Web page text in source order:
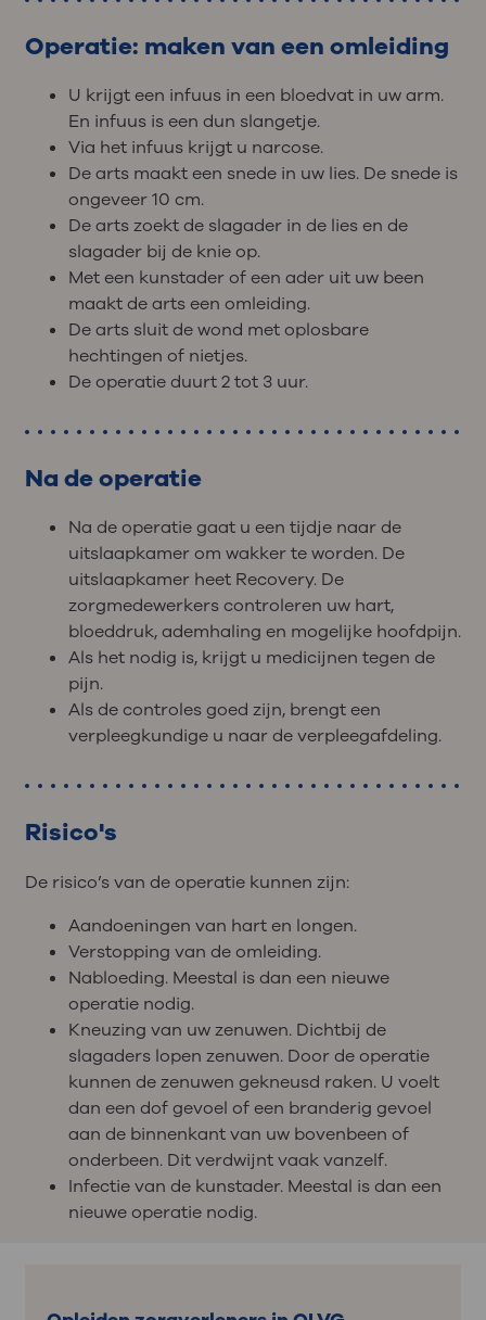
Operatie: maken van een omleiding
U krijgt een infuus in een bloedvat in uw arm.
En infuus is een dun slangetje.
Via het infuus krijgt u narcose.
De arts maakt een snede in uw lies. De snede is
ongeveer 10 cm.
De arts zoekt de slagader in de lies en de
slagader bij de knie op.
Met een kunstader of een ader uit uw been
maakt de arts een omleiding.
De arts sluit de wond met oplosbare
hechtingen of nietjes.
De operatie duurt 2 tot 3 uur.
Na de operatie
Na de operatie gaat u een tijdje naar de
uitslaapkamer om wakker te worden. De
uitslaapkamer heet Recovery. De
zorgmedewerkers controleren uw hart,
bloeddruk, ademhaling en mogelijke hoofdpijn.
Als het nodig is, krijgt u medicijnen tegen de
pijn.
Als de controles goed zijn, brengt een
verpleegkundige u naar de verpleegafdeling.
Risico's
De risico’s van de operatie kunnen zijn:
Aandoeningen van hart en longen.
Verstopping van de omleiding.
Nabloeding. Meestal is dan een nieuwe
operatie nodig.
Kneuzing van uw zenuwen. Dichtbij de
slagaders lopen zenuwen. Door de operatie
kunnen de zenuwen gekneusd raken. U voelt
dan een dof gevoel of een branderig gevoel
aan de binnenkant van uw bovenbeen of
onderbeen. Dit verdwijnt vaak vanzelf.
Infectie van de kunstader. Meestal is dan een
nieuwe operatie nodig.